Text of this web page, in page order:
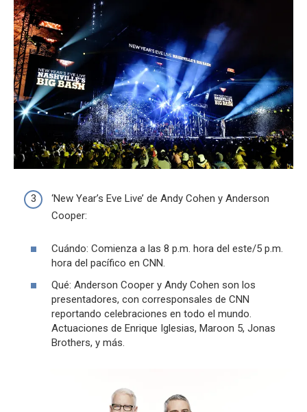
‘New Year’s Eve Live’ de Andy Cohen y Anderson
Cooper:
Cuándo: Comienza a las 8 p.m. hora del este/5 p.m.
hora del pacífico en CNN.
Qué: Anderson Cooper y Andy Cohen son los
presentadores, con corresponsales de CNN
reportando celebraciones en todo el mundo.
Actuaciones de Enrique Iglesias, Maroon 5, Jonas
Brothers, y más.